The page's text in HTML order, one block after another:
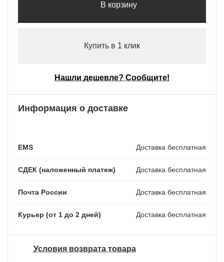
В корзину
Купить в 1 клик
Нашли дешевле? Сообщите!
Информация о доставке
EMS Доставка бесплатная
СДЕК (наложенный платеж) Доставка бесплатная
Почта России Доставка бесплатная
Курьер (от 1 до 2 дней) Доставка бесплатная
Условия возврата товара